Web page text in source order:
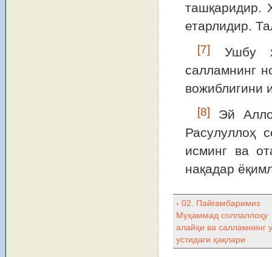
ташқаридир.
етарлидир.
[7] Ушбу
салламнинг
вожиблигини
[8] Эй
Расулуллоҳ
исминг ва
нақадар
‹ 02. Пайғамбаримиз
Муҳаммад соллаллоҳу
алайҳи ва салламнинг
устидаги ҳақлари